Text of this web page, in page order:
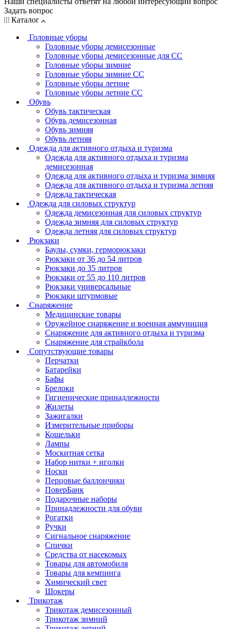
Задать вопрос
Каталог
Головные уборы
Головные уборы демисезонные
Головные уборы демисезонные для СС
Головные уборы зимние
Головные уборы зимние СС
Головные уборы летние
Головные уборы летние СС
Обувь
Обувь тактическая
Обувь демисезонная
Обувь зимняя
Обувь летняя
Одежда для активного отдыха и туризма
Одежда для активного отдыха и туризма
демисезонная
Одежда для активного отдыха и туризма зимняя
Одежда для активного отдыха и туризма летняя
Одежда тактическая
Одежда для силовых структур
Одежда демисезонная для силовых структур
Одежда зимняя для силовых структур
Одежда летняя для силовых структур
Рюкзаки
Баулы, сумки, герморюкзаки
Рюкзаки от 36 до 54 литров
Рюкзаки до 35 литров
Рюкзаки от 55 до 110 литров
Рюкзаки универсальные
Рюкзаки штурмовые
Снаряжение
Медицинские товары
Оружейное снаряжение и военная аммуниция
Снаряжение для активного отдыха и туризма
Снаряжение для страйкбола
Сопутствующие товары
Перчатки
Батарейки
Бафы
Брелоки
Гигиенические принадлежности
Жилеты
Зажигалки
Измерительные приборы
Кошельки
Лампы
Москитная сетка
Набор нитки + иголки
Носки
Перцовые баллончики
ПоверБанк
Подарочные наборы
Принадлежности для обуви
Рогатки
Ручки
Сигнальное снаряжение
Спички
Средства от насекомых
Товары для автомобиля
Товары для кемпинга
Химический свет
Шокеры
Трикотаж
Трикотаж демисезонный
Трикотаж зимний